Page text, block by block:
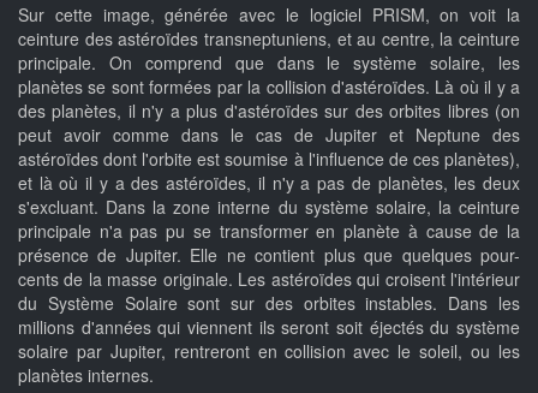
Sur cette image, générée avec le logiciel PRISM, on voit la
ceinture des astéroïdes transneptuniens, et au centre, la ceinture
principale. On comprend que dans le système solaire, les
planètes se sont formées par la collision d'astéroïdes. Là où il y a
des planètes, il n'y a plus d'astéroïdes sur des orbites libres (on
peut avoir comme dans le cas de Jupiter et Neptune des
astéroïdes dont l'orbite est soumise à l'influence de ces planètes),
et là où il y a des astéroïdes, il n'y a pas de planètes, les deux
s'excluant. Dans la zone interne du système solaire, la ceinture
principale n'a pas pu se transformer en planète à cause de la
présence de Jupiter. Elle ne contient plus que quelques pour-
cents de la masse originale. Les astéroïdes qui croisent l'intérieur
du Système Solaire sont sur des orbites instables. Dans les
millions d'années qui viennent ils seront soit éjectés du système
solaire par Jupiter, rentreront en collision avec le soleil, ou les
planètes internes.